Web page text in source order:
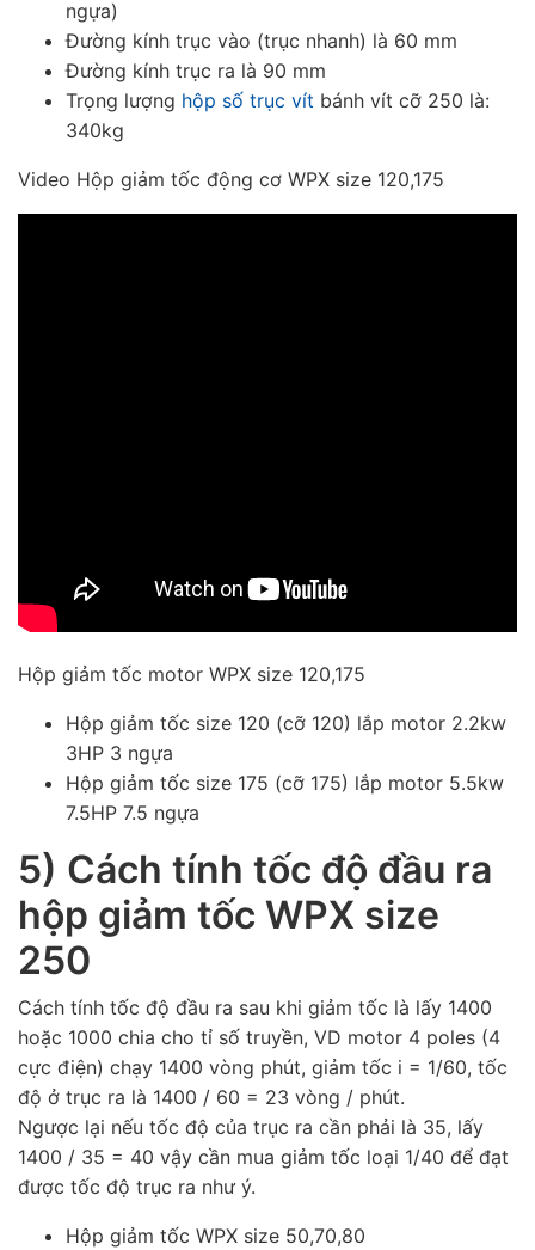
ngựa)
Đường kính trục vào (trục nhanh) là 60 mm
Đường kính trục ra là 90 mm
Trọng lượng hộp số trục vít bánh vít cỡ 250 là:
340kg
Video Hộp giảm tốc động cơ WPX size 120,175
Hộp giảm tốc motor WPX size 120,175
Hộp giảm tốc size 120 (cỡ 120) lắp motor 2.2kw
3HP 3 ngựa
Hộp giảm tốc size 175 (cỡ 175) lắp motor 5.5kw
7.5HP 7.5 ngựa
5) Cách tính tốc độ đầu ra
hộp giảm tốc WPX size
250
Cách tính tốc độ đầu ra sau khi giảm tốc là lấy 1400
hoặc 1000 chia cho tỉ số truyền, VD motor 4 poles (4
cực điện) chạy 1400 vòng phút, giảm tốc i = 1/60, tốc
độ ở trục ra là 1400 / 60 = 23 vòng / phút.
Ngược lại nếu tốc độ của trục ra cần phải là 35, lấy
1400 / 35 = 40 vậy cần mua giảm tốc loại 1/40 để đạt
được tốc độ trục ra như ý.
Hộp giảm tốc WPX size 50,70,80